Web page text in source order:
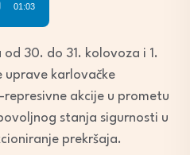
01:03
30. do 31. kolovoza i 1.
uprave karlovačke
akcije u prometu
stanja sigurnosti u
prekršaja.